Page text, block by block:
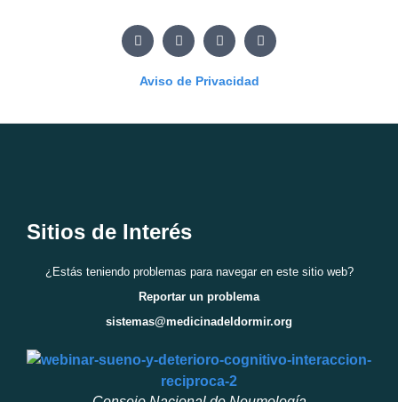
Aviso de Privacidad
Sitios de Interés
¿Estás teniendo problemas para navegar en este sitio web?
Reportar un problema
sistemas@medicinadeldormir.org